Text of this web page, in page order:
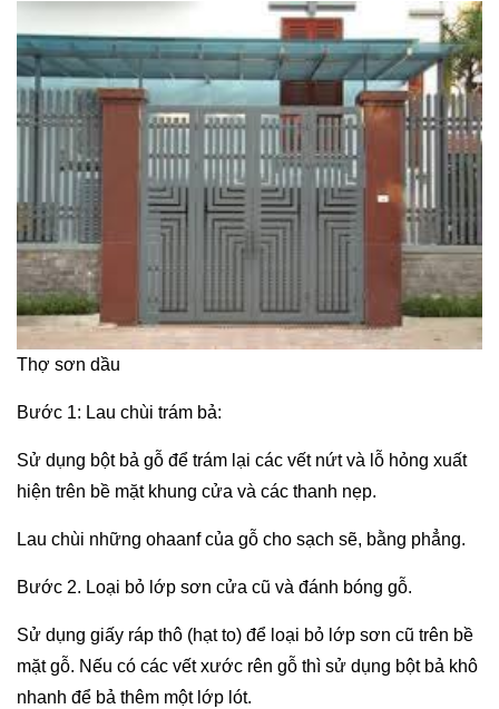
Thợ sơn dầu
Bước 1: Lau chùi trám bả:
Sử dụng bột bả gỗ để trám lại các vết nứt và lỗ hỏng xuất
hiện trên bề mặt khung cửa và các thanh nẹp.
Lau chùi những ohaanf của gỗ cho sạch sẽ, bằng phẳng.
Bước 2. Loại bỏ lớp sơn cửa cũ và đánh bóng gỗ.
Sử dụng giấy ráp thô (hạt to) để loại bỏ lớp sơn cũ trên bề
mặt gỗ. Nếu có các vết xước rên gỗ thì sử dụng bột bả khô
nhanh để bả thêm một lớp lót.